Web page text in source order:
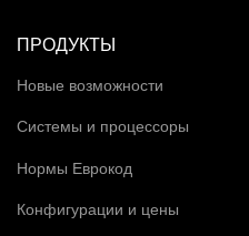
ПРОДУКТЫ
Новые возможности
Системы и процессоры
Нормы Еврокод
Конфигурации и цены